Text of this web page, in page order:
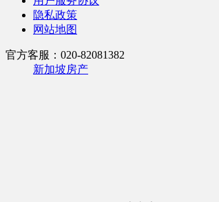
隐私政策
网站地图
官方客服：020-82081382
新加坡房产